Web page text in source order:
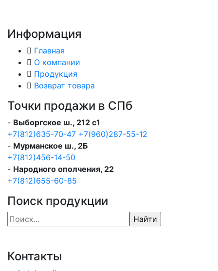
Информация
Главная
О компании
Продукция
Возврат товара
Точки продажи в СПб
- Выборгское ш., 212 с1
+7(812)635-70-47 +7(960)287-55-12
- Мурманское ш., 2Б
+7(812)456-14-50
- Народного ополчения, 22
+7(812)655-60-85
Поиск продукции
Контакты